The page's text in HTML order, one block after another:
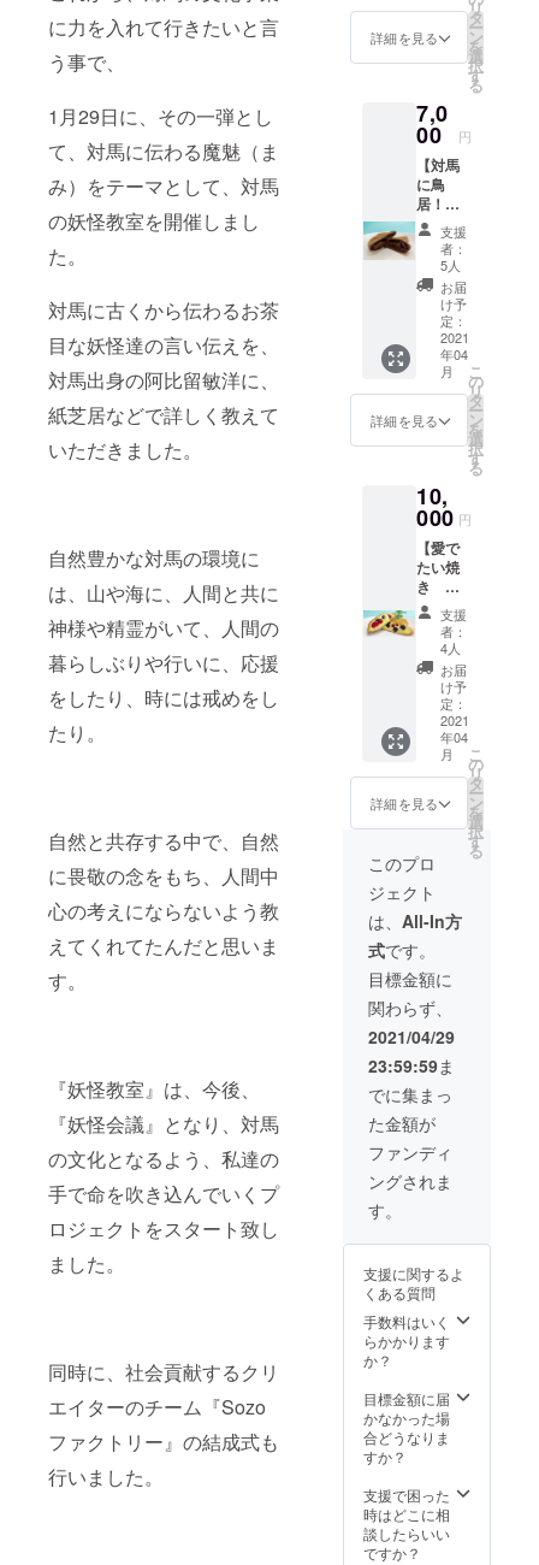
に力を入れて行きたいと言
う事で、
1月29日に、その一弾とし
て、対馬に伝わる魔魅（ま
み）をテーマとして、対馬
の妖怪教室を開催しまし
た。
対馬に古くから伝わるお茶
目な妖怪達の言い伝えを、
対馬出身の阿比留敏洋に、
紙芝居などで詳しく教えて
いただきました。
自然豊かな対馬の環境に
は、山や海に、人間と共に
神様や精霊がいて、人間の
暮らしぶりや行いに、応援
をしたり、時には戒めをし
たり。
自然と共存する中で、自然
に畏敬の念をもち、人間中
心の考えにならないよう教
えてくれてたんだと思いま
す。
『妖怪教室』は、今後、
『妖怪会議』となり、対馬
の文化となるよう、私達の
手で命を吹き込んでいくプ
ロジェクトをスタート致し
ました。
同時に、社会貢献するクリ
エイターのチーム『Sozo
ファクトリー』の結成式も
行いました。
ズ全種
類 (黒あ
ん・白
あん・
ん・カ
スター
ド・
ヤーコ
ン) ◎
じゃが
タコた
い ◎対
馬海鮮
イカタ
コカ
レー ◎
白玉あ
んこ ◎
ジャガ
めんた
い ◎ス
から一
品 （何
が入る
かはお
楽しみ
です）
【上対
馬名物
とん
ちゃん
小(320
ｇ)】1
袋 【手
書きの
お礼と
報告の
手紙】
めて一
の支援
者にお
礼状と
プロ
ジェク
トの報
告をお
送り致
す。
詳細を見る
リ
タ
ー
ン
を
選
択
す
る
7,0
00 円
【対馬
に鳥
居！応
援セッ
ト】×1
セット
《商品
内容》
◎みど
りのた
い焼き
シリー
ズ全種
類 (黒あ
ん・白
あん・
ん・カ
スター
ド・
ヤーコ
ン) ◎
じゃが
タコた
い ◎対
馬海鮮
イカタ
コカ
レー ◎
白玉あ
んこ ◎
ジャガ
めんた
い ◎ス
い焼き
から一
品 （何
が入る
かはお
楽しみ
です）]
【人気
のおや
つ＆デ
ザート
セッ
ト】×1
セット
《商品
内容》
◎ハン
バーグ
コーン
たい ◎
チョコ
浪漫 ◎
アップ
ルたい
【上対
馬名物
とん
ｇ)】×2
袋 【対
馬の一
夜干し
支援
者：
5人
お届
け予
定：
2021
年04
月
詳細を見る
こ
の
リ
タ
ー
ン
を
選
択
す
る
10,
000 円
【愛で
たい焼
き 全
種全商
品セッ
ト(25
個)】×1
セット
《商品
内容》
◎あん
こ系 ・
黒あん
・白あ
ん ・芋
あん ・
白玉あ
んこ ・
いちご
大福
（非売
品） ◎
おかず
系 ・ハ
ンバー
グたい
・マヨ
コーン
たい ・
カリー
the鯛 ・
ジャガ
めんた
い ・
い ・対
イカタ
コカ
レー ◎
クリー
ム系 ・
タード
・トロ
ピカル
・ベ
リー ・
ストロ
ベリー
・アッ
支援
者：
4人
お届
け予
定：
2021
年04
月
詳細を見る
こ
の
リ
タ
ー
ン
を
選
択
す
る
このプロ
ジェクト
は、 All-In方
式です。
目標金額に
関わらず、
2021/04/29
23:59:59ま
でに集まっ
た金額が
ファンディ
ングされま
す。
支援に関するよ
くある質問
手数料はいく
らかかります
か？
目標金額に届
かなかった場
合どうなりま
すか？
支援で困った
時はどこに相
談したらいい
ですか？